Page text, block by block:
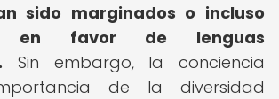
sido marginados o incluso
en favor de lenguas
Sin embargo, la conciencia
de la diversidad